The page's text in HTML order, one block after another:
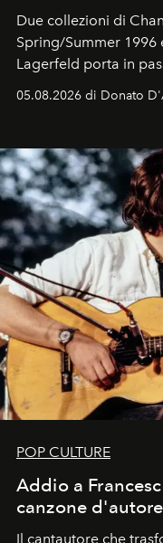
Due collezioni di
Spring/Summer 1996
Lagerfeld porta in
logomania pensata
Kate, Claudia e
uno dei documenti
05.08.2026 di Donato
POP CULTURE
Addio a
canzone d'autore
Il cantautore che